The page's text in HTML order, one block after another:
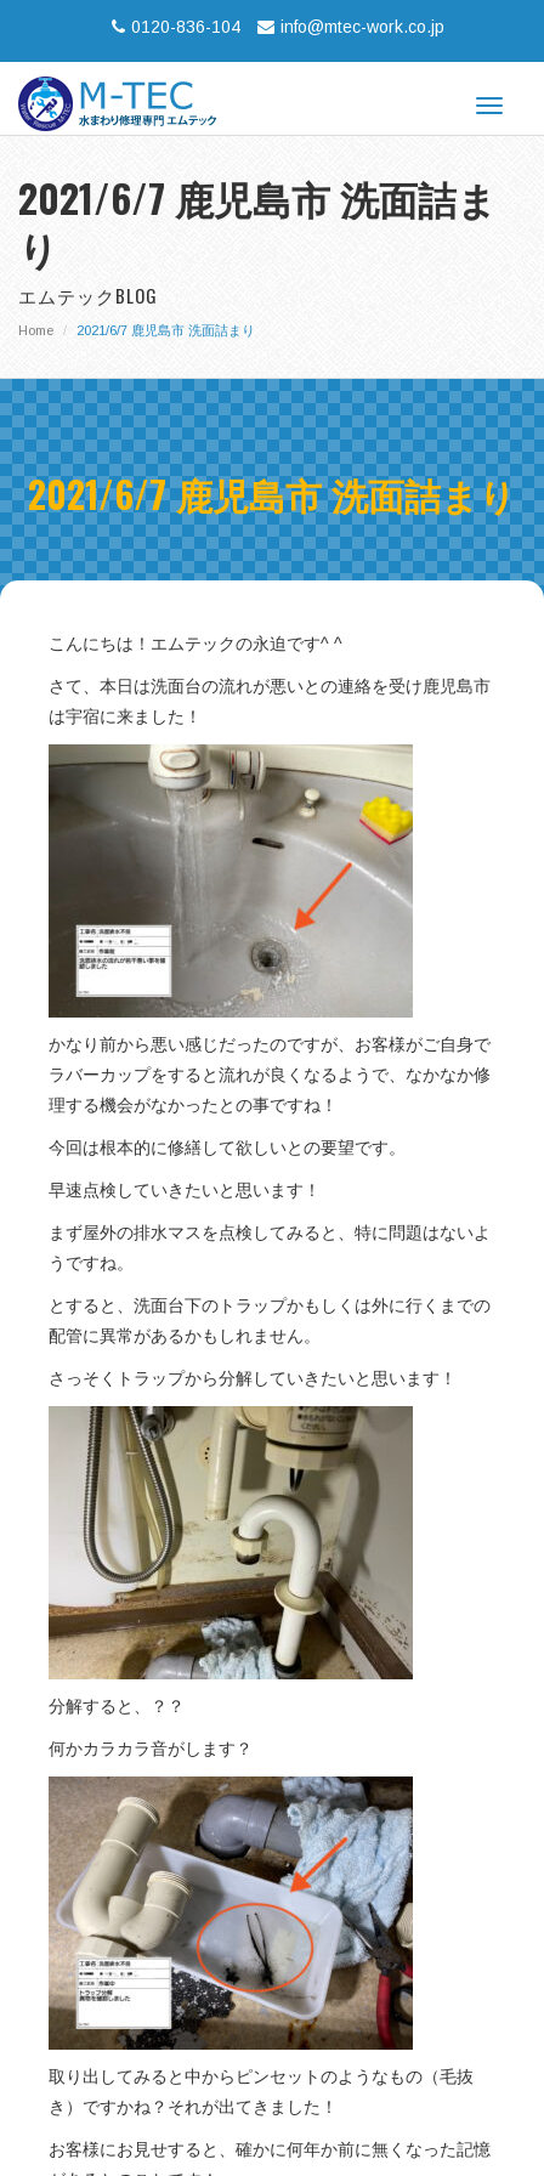
0120-836-104 info@mtec-work.co.jp
Toggle
2021/6/7 鹿児島市 洗面詰ま
り
エムテックBLOG
Home 2021/6/7 鹿児島市 洗面詰まり
2021/6/7 鹿児島市 洗面詰まり
こんにちは！エムテックの永迫です^ ^
さて、本日は洗面台の流れが悪いとの連絡を受け鹿児島市
は宇宿に来ました！
かなり前から悪い感じだったのですが、お客様がご自身で
ラバーカップをすると流れが良くなるようで、なかなか修
理する機会がなかったとの事ですね！
今回は根本的に修繕して欲しいとの要望です。
早速点検していきたいと思います！
まず屋外の排水マスを点検してみると、特に問題はないよ
うですね。
とすると、洗面台下のトラップかもしくは外に行くまでの
配管に異常があるかもしれません。
さっそくトラップから分解していきたいと思います！
分解すると、？？
何かカラカラ音がします？
取り出してみると中からピンセットのようなもの（毛抜
き）ですかね？それが出てきました！
お客様にお見せすると、確かに何年か前に無くなった記憶